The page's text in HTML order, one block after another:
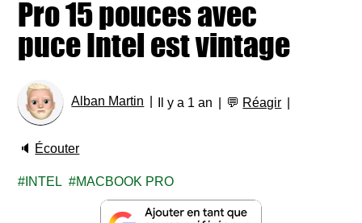
Pro 15 pouces avec
puce Intel est vintage
Alban Martin Il y a 1 an 💬 Réagir
🔈 Écouter
INTEL MACBOOK PRO